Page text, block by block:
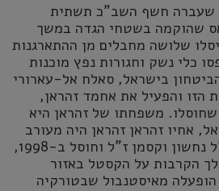
שעברה חשף השב"כ תשתית
שהוקמה בשטחי הגדה במשך
שלושה מחבלים מן ההתארגנות
כלי נשק וחגורות נפץ מוכנות
בישראל, סאלח אל-עארורי
הזו והפעיל את אחמד זהראן,
משפחתו של זהראן היא
אחיו זהראן זהראן היה מעורב
בחטיפתו של חייל צה"ל נחשון וקסמן ז"ל וחוסל ב-1998,
ב-1948 במהלך הקרבות על הקסטל באזור
מאיסטנבול שבטורקיה